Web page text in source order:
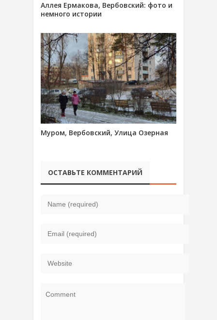
Аллея Ермакова, Вербовский: фото и
немного истории
Муром, Вербовский, Улица Озерная
ОСТАВЬТЕ КОММЕНТАРИЙ